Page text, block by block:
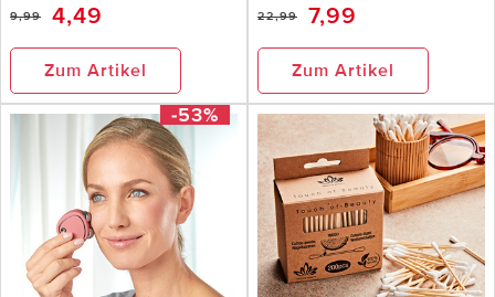
9,99 4,49
Zum Artikel
22,99 7,99
Zum Artikel
-53%